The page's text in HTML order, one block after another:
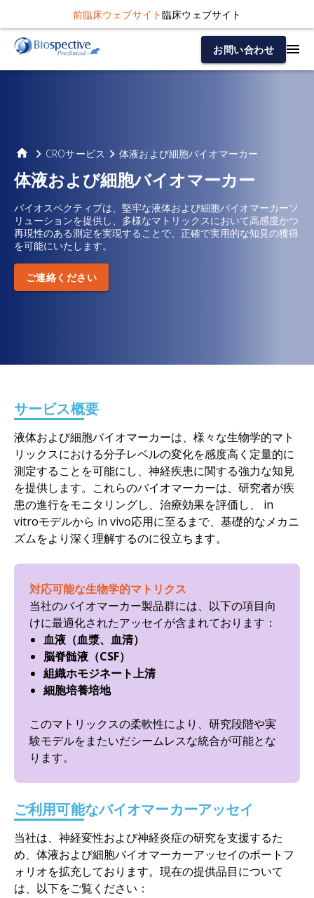
前臨床ウェブサイト臨床ウェブサイト
お問い合わせ
CROサービス 体液および細胞バイオマーカー
体液および細胞バイオマーカー
バイオスペクティブは、堅牢な液体および細胞バイオマーカーソ
リューションを提供し、多様なマトリックスにおいて高感度かつ
再現性のある測定を実現することで、正確で実用的な知見の獲得
を可能にいたします。
ご連絡ください
サービス概要
液体および細胞バイオマーカーは、様々な生物学的マト
リックスにおける分子レベルの変化を感度高く定量的に
測定することを可能にし、神経疾患に関する強力な知見
を提供します。これらのバイオマーカーは、研究者が疾
患の進行をモニタリングし、治療効果を評価し、
in
vitroモデルから in vivo応用に至るまで、基礎的なメカニ
ズムをより深く理解するのに役立ちます。
対応可能な生物学的マトリクス
当社のバイオマーカー製品群には、以下の項目向
けに最適化されたアッセイが含まれております：
血液（血漿、血清）
脳脊髄液（CSF）
組織ホモジネート上清
細胞培養培地
このマトリックスの柔軟性により、研究段階や実
験モデルをまたいだシームレスな統合が可能とな
ります。
ご利用可能なバイオマーカーアッセイ
当社は、神経変性および神経炎症の研究を支援するた
め、体液および細胞バイオマーカーアッセイのポートフ
ォリオを拡充しております。現在の提供品目について
は、以下をご覧ください：